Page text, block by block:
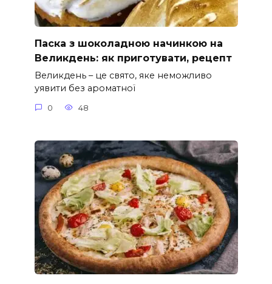
Паска з шоколадною начинкою на
Великдень: як приготувати, рецепт
Великдень – це свято, яке неможливо
уявити без ароматної
0 48